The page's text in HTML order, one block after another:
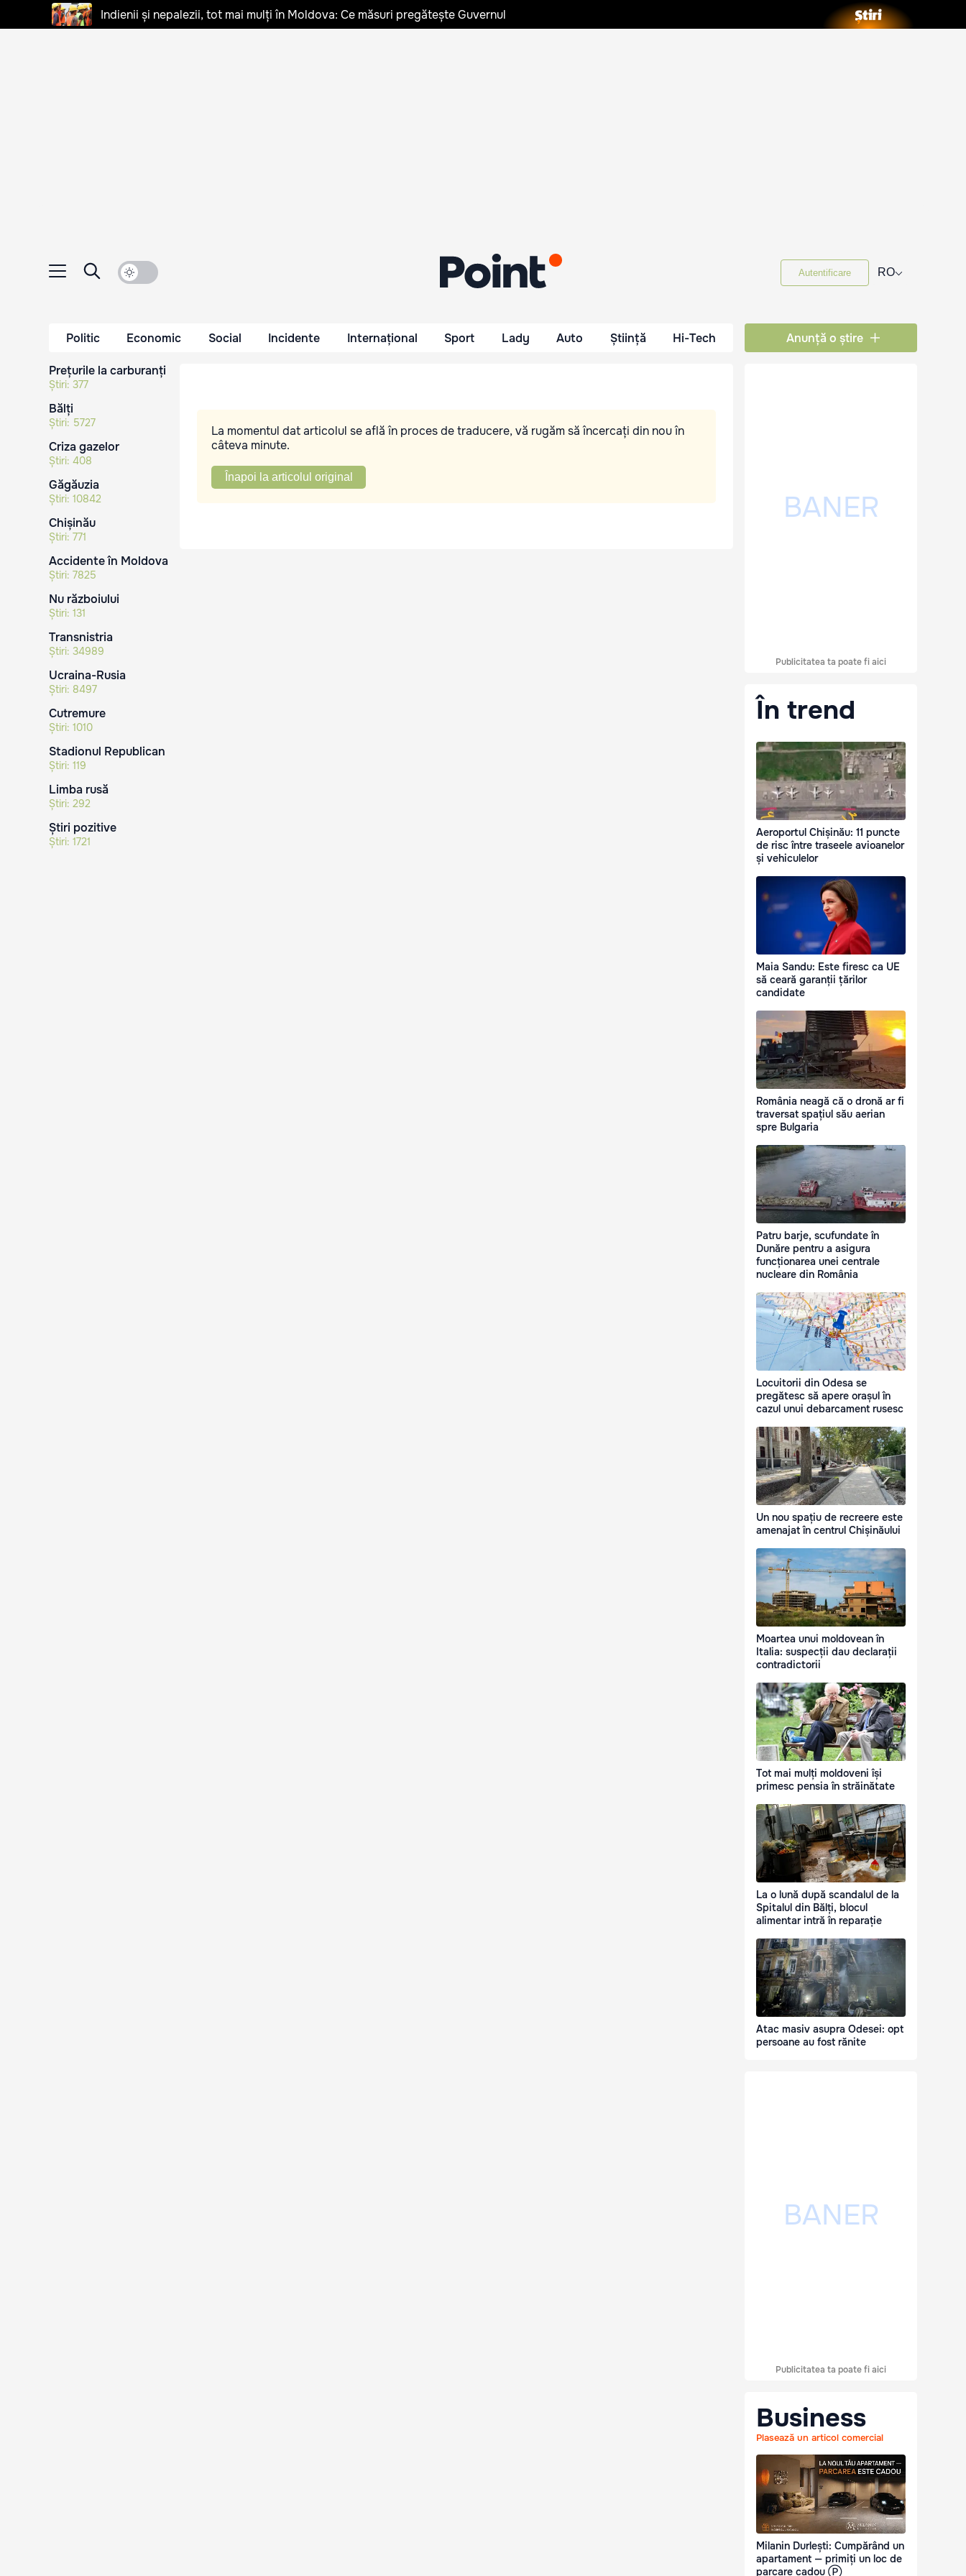
Indienii și nepalezii, tot mai mulți în Moldova: Ce măsuri pregătește Guvernul
Autentificare RO⌵
Politic Economic Social Incidente Internațional Sport Lady Auto Știință Hi-Tech Anunță o știre
Prețurile la carburanți
Știri: 377
Bălți
Știri: 5727
Criza gazelor
Știri: 408
Găgăuzia
Știri: 10842
Chișinău
Știri: 771
Accidente în Moldova
Știri: 7825
Nu războiului
Știri: 131
Transnistria
Știri: 34989
Ucraina-Rusia
Știri: 8497
Cutremure
Știri: 1010
Stadionul Republican
Știri: 119
Limba rusă
Știri: 292
Știri pozitive
Știri: 1721
La momentul dat articolul se află în proces de traducere, vă rugăm să încercați din nou în
câteva minute.
Înapoi la articolul original
Publicitatea ta poate fi aici
În trend
Aeroportul Chișinău: 11 puncte
de risc între traseele avioanelor
și vehiculelor
Maia Sandu: Este firesc ca UE
să ceară garanții țărilor
candidate
România neagă că o dronă ar fi
traversat spațiul său aerian
spre Bulgaria
Patru barje, scufundate în
Dunăre pentru a asigura
funcționarea unei centrale
nucleare din România
Locuitorii din Odesa se
pregătesc să apere orașul în
cazul unui debarcament rusesc
Un nou spațiu de recreere este
amenajat în centrul Chișinăului
Moartea unui moldovean în
Italia: suspecții dau declarații
contradictorii
Tot mai mulți moldoveni își
primesc pensia în străinătate
La o lună după scandalul de la
Spitalul din Bălți, blocul
alimentar intră în reparație
Atac masiv asupra Odesei: opt
persoane au fost rănite
Publicitatea ta poate fi aici
Business
Plasează un articol comercial
Milanin Durlești: Cumpărând un
apartament — primiți un loc de
parcare cadou Ⓟ